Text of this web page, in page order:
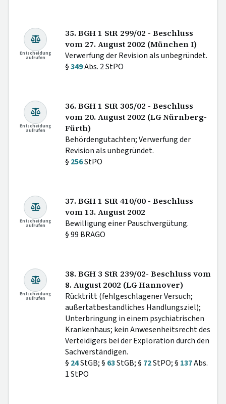
Entscheidung
aufrufen
35. BGH 1 StR 299/02 - Beschluss
vom 27. August 2002 (München I)
Verwerfung der Revision als unbegründet.
§349Abs. 2 StPO
Entscheidung
aufrufen
36. BGH 1 StR 305/02 - Beschluss
vom 20. August 2002 (LG Nürnberg-
Fürth)
Behördengutachten; Verwerfung der
Revision als unbegründet.
§ 256StPO
Entscheidung
aufrufen
37. BGH 1 StR 410/00 - Beschluss
vom 13. August 2002
Bewilligung einer Pauschvergütung.
§ 99 BRAGO
Entscheidung
aufrufen
38. BGH 3 StR 239/02- Beschluss vom
8. August 2002 (LG Hannover)
Rücktritt (fehlgeschlagener Versuch;
außertatbestandliches Handlungsziel);
Unterbringung in einem psychiatrischen
Krankenhaus; kein Anwesenheitsrecht des
Verteidigers bei der Exploration durch den
Sachverständigen.
§ 24StGB; § 63StGB; § 72StPO; § 137Abs.
1 StPO